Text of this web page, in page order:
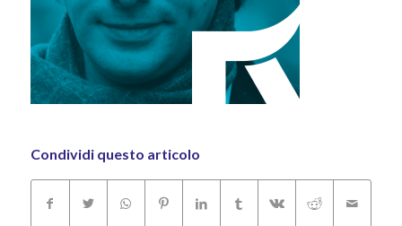
Condividi questo articolo